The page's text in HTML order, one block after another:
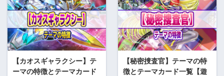
【カオスギャラクシー】テ
ーマの特徴とテーマカード
【秘密捜査官】テーマの特
徴とテーマカード一覧【遊